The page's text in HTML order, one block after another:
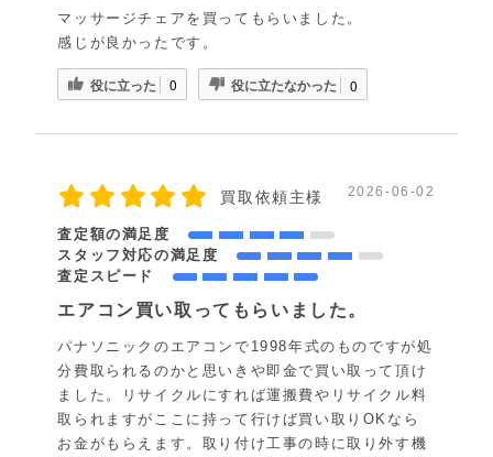
マッサージチェアを買ってもらいました。
感じが良かったです。
役に立った 0 役に立たなかった 0
買取依頼主様 2026-06-02
査定額の満足度
スタッフ対応の満足度
査定スピード
エアコン買い取ってもらいました。
パナソニックのエアコンで1998年式のものですが処
分費取られるのかと思いきや即金で買い取って頂け
ました。リサイクルにすれば運搬費やリサイクル料
取られますがここに持って行けば買い取りOKなら
お金がもらえます。取り付け工事の時に取り外す機